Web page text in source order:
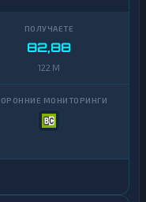
82,88
122 M